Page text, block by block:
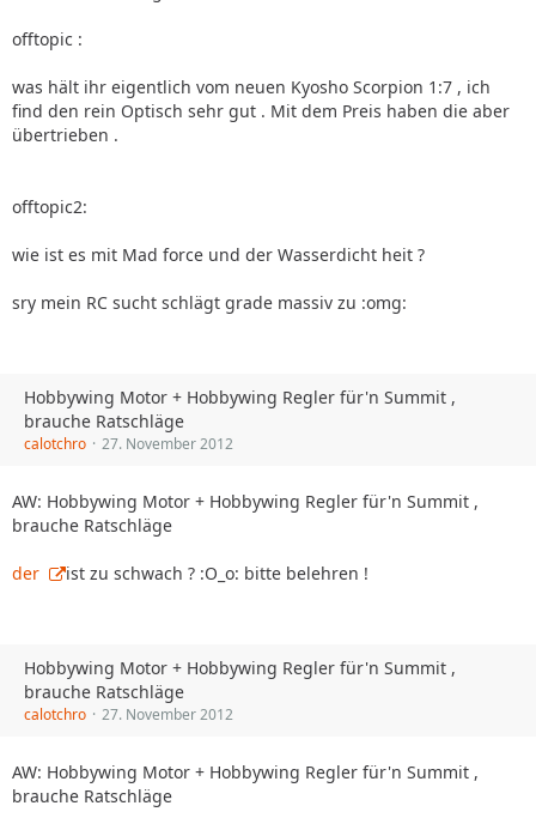
offtopic :
was hält ihr eigentlich vom neuen Kyosho Scorpion 1:7 , ich
find den rein Optisch sehr gut . Mit dem Preis haben die aber
übertrieben .
offtopic2:
wie ist es mit Mad force und der Wasserdicht heit ?
sry mein RC sucht schlägt grade massiv zu :omg:
Hobbywing Motor + Hobbywing Regler für'n Summit ,
brauche Ratschläge
calotchro 27. November 2012
AW: Hobbywing Motor + Hobbywing Regler für'n Summit ,
brauche Ratschläge
der ist zu schwach ? :O_o: bitte belehren !
Hobbywing Motor + Hobbywing Regler für'n Summit ,
brauche Ratschläge
calotchro 27. November 2012
AW: Hobbywing Motor + Hobbywing Regler für'n Summit ,
brauche Ratschläge